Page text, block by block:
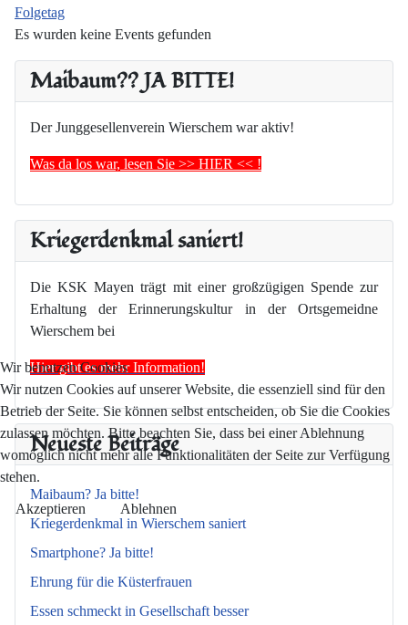
Maibaum?? JA BITTE!
Der Junggesellenverein Wierschem war aktiv!
Was da los war, lesen Sie >> HIER << !
Kriegerdenkmal saniert!
Die KSK Mayen trägt mit einer großzügigen Spende zur
Erhaltung der Erinnerungskultur in der Ortsgemeidne
Wierschem bei
Hier gibt es mehr Information!
Neueste Beiträge
Maibaum? Ja bitte!
Kriegerdenkmal in Wierschem saniert
Smartphone? Ja bitte!
Ehrung für die Küsterfrauen
Essen schmeckt in Gesellschaft besser
Folgetag
Es wurden keine Events gefunden
Wir benutzen Cookies
Wir nutzen Cookies auf unserer Website, die essenziell sind für den
Betrieb der Seite. Sie können selbst entscheiden, ob Sie die Cookies
zulassen möchten. Bitte beachten Sie, dass bei einer Ablehnung
womöglich nicht mehr alle Funktionalitäten der Seite zur Verfügung
stehen.
Akzeptieren Ablehnen